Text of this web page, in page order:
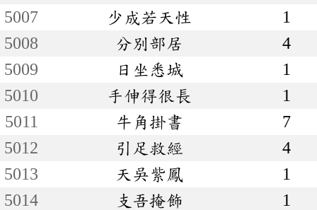
5007
少成若天性
1
5008
分別部居
4
5009
日坐悉城
1
5010
手伸得很長
1
5011
牛角掛書
7
5012
引足救經
4
5013
天吳紫鳳
1
5014
支吾掩飾
1